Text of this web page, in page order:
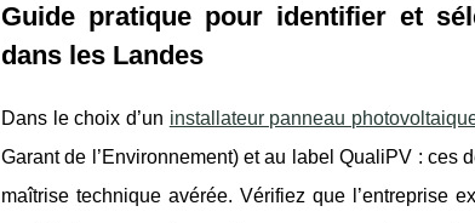
Guide pratique pour identifier et
dans les Landes
Dans le choix d’un installateur panneau
Garant de l’Environnement) et au labelQualiPV : ces
maîtrise technique avérée. Vérifiez que l’entreprise